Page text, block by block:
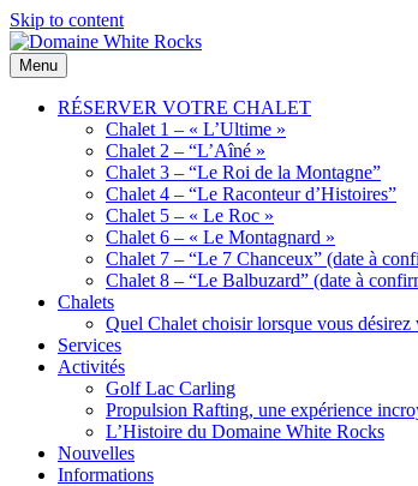
Skip to content
Domaine
White
Location
Menu
RÉSERVER VOTRE CHALET
Chalet 1 – « L’Ultime »
Chalet 2 – “L’Aîné »
Chalet 3 – “Le Roi de la Montagne”
Chalet 4 – “Le Raconteur d’Histoires”
Chalet 5 – « Le Roc »
Chalet 6 – « Le Montagnard »
Chalet 7 – “Le 7 Chanceux” (date à
Chalet 8 – “Le Balbuzard” (date à
Chalets
Quel Chalet choisir lorsque vous
Services
Activités
Golf Lac Carling
Propulsion Rafting, une expérience
L’Histoire du Domaine White Rocks
Nouvelles
Informations